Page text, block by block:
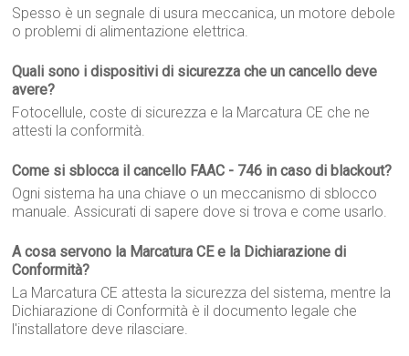
Spesso è un segnale di usura meccanica, un motore debole
o problemi di alimentazione elettrica.
Quali sono i dispositivi di sicurezza che un cancello deve
avere?
Fotocellule, coste di sicurezza e la Marcatura CE che ne
attesti la conformità.
Come si sblocca il cancello FAAC - 746 in caso di blackout?
Ogni sistema ha una chiave o un meccanismo di sblocco
manuale. Assicurati di sapere dove si trova e come usarlo.
A cosa servono la Marcatura CE e la Dichiarazione di
Conformità?
La Marcatura CE attesta la sicurezza del sistema, mentre la
Dichiarazione di Conformità è il documento legale che
l'installatore deve rilasciare.